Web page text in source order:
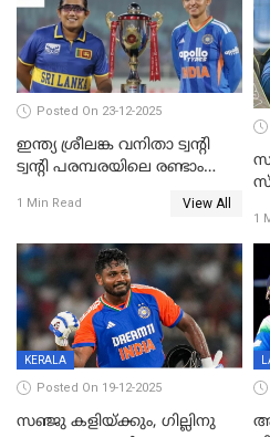
വാർണർക്കൊപ്പം
Posted On 23-12-2025
ഇന്ത്യ ശ്രീലങ്ക വനിതാ ട്വന്റി
ട്വന്റി പരമ്പരയിലെ രണ്ടാം
1 Min Read View All
1
KERALA
Posted On 19-12-2025
സഞ്ജു കളിയ്ക്കും, ഗില്ലിനു